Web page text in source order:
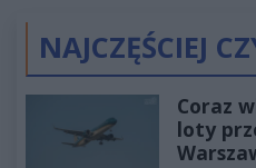
NAJCZĘŚCIEJ
Coraz
loty